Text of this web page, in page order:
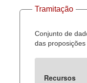
Tramitação
Conjunto de
das
Recursos